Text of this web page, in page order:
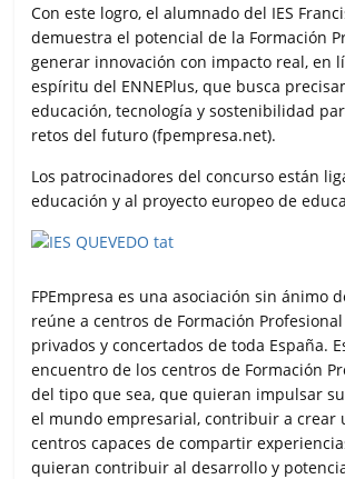
Con este logro, el alumnado del IES
demuestra el potencial de la Formación
generar innovación con impacto real, en
espíritu del ENNEPlus, que busca
educación, tecnología y sostenibilidad
retos del futuro (fpempresa.net).
Los patrocinadores del concurso están
educación y al proyecto europeo de
FPEmpresa es una asociación sin ánimo
reúne a centros de Formación
privados y concertados de toda España.
encuentro de los centros de Formación
del tipo que sea, que quieran impulsar
el mundo empresarial, contribuir a crear
centros capaces de compartir
quieran contribuir al desarrollo y